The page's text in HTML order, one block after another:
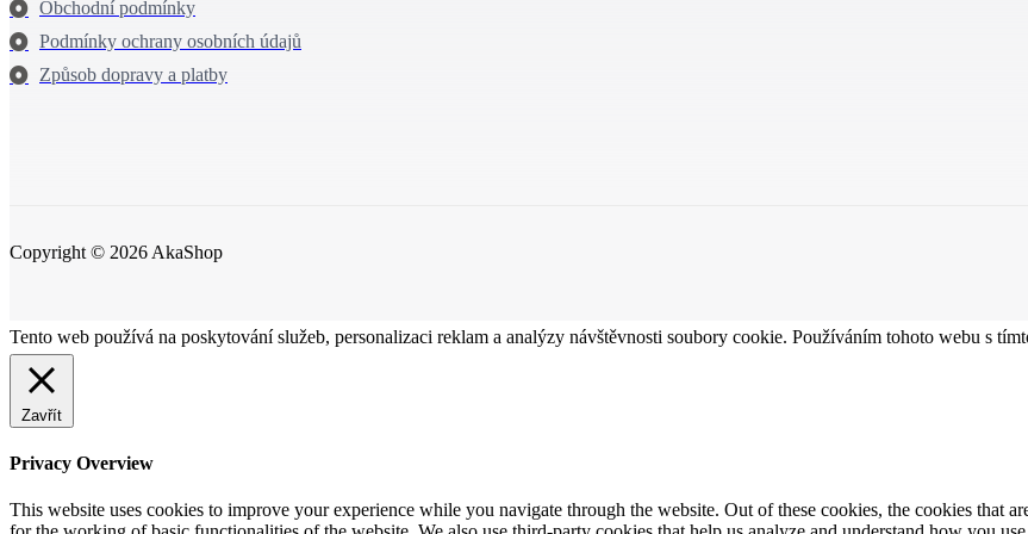
Obchodní podmínky
Podmínky ochrany osobních údajů
Způsob dopravy a platby
Copyright © 2026 AkaShop
Tento web používá na poskytování služeb, personalizaci reklam a analýzy návštěvnosti soubory cookie. Používáním tohoto webu s
Zavřít
Privacy Overview
This website uses cookies to improve your experience while you navigate through the website. Out of these cookies, the cookies that